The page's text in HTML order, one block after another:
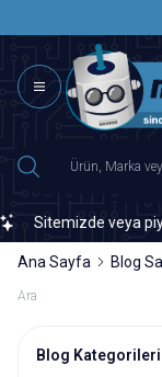
veya piyasada
Ana Sayfa Blog
Blog Kategorileri